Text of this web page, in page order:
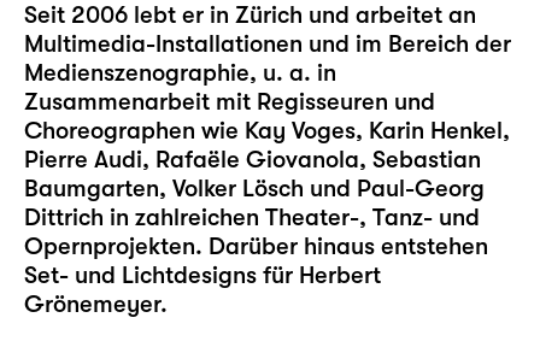
Seit 2006 lebt er in Zürich und arbeitet an
Multimedia-Installationen und im Bereich der
Medienszenographie, u. a. in
Zusammenarbeit mit Regisseuren und
Choreographen wie Kay Voges, Karin Henkel,
Pierre Audi, Rafaële Giovanola, Sebastian
Baumgarten, Volker Lösch und Paul-Georg
Dittrich in zahlreichen Theater-, Tanz- und
Opernprojekten. Darüber hinaus entstehen
Set- und Lichtdesigns für Herbert
Grönemeyer.